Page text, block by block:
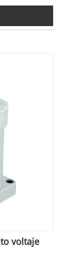
voltaje